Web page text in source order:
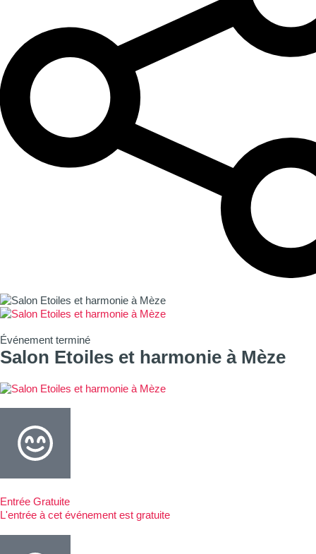
Événement terminé
Salon Etoiles et harmonie à Mèze
Entrée Gratuite
L'entrée à cet événement est gratuite